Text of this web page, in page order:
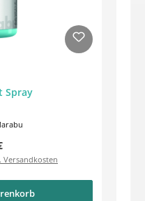
Spray
Preis:
Versandkosten